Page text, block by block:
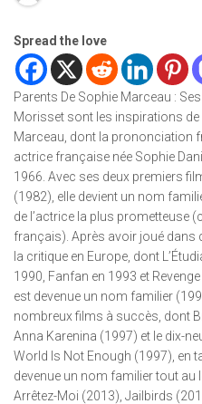
Spread the love
Parents De Sophie Marceau :
Morisset sont les inspirations
Marceau, dont la prononciation
actrice française née Sophie
1966. Avec ses deux premiers
(1982), elle devient un nom
de l’actrice la plus prometteuse
français). Après avoir joué
la critique en Europe, dont
1990, Fanfan en 1993 et
est devenue un nom familier
nombreux films à succès, dont
Anna Karenina (1997) et le dix-
World Is Not Enough (1997), en
devenue un nom familier tout au
Arrêtez-Moi (2013), Jailbirds